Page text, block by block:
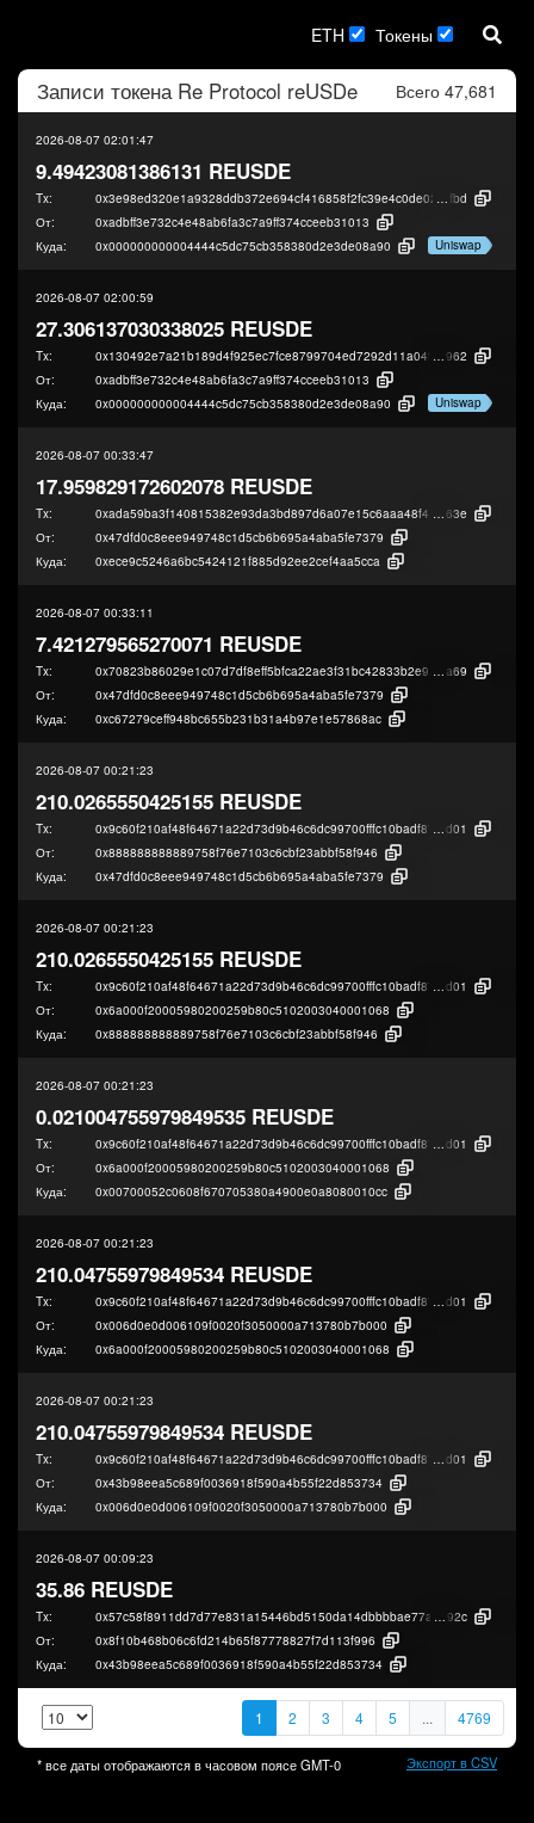
ETH Токены
Записи токена Re Protocol reUSDe Всего 47,681
2026-08-07 02:01:47
9.49423081386131 REUSDE
Tx: 0x3e98ed320e1a9328ddb372e694cf416858f2fc39e4c0de026cd8ad330ed95
fbd
От:
0xadbff3e732c4e48ab6fa3c7a9ff374cceeb31013
Куда:
0x000000000004444c5dc75cb358380d2e3de08a90 Uniswap
2026-08-07 02:00:59
27.306137030338025 REUSDE
Tx: 0x130492e7a21b189d4f925ec7fce8799704ed7292d11a04f1a067dd0a939f2
962
От:
0xadbff3e732c4e48ab6fa3c7a9ff374cceeb31013
Куда:
0x000000000004444c5dc75cb358380d2e3de08a90 Uniswap
2026-08-07 00:33:47
17.959829172602078 REUSDE
Tx:
63e
От:
0x47dfd0c8eee949748c1d5cb6b695a4aba5fe7379
Куда:
0xece9c5246a6bc5424121f885d92ee2cef4aa5cca
2026-08-07 00:33:11
7.421279565270071 REUSDE
Tx: 0x70823b86029e1c07d7df8eff5bfca22ae3f31bc42833b2e980b0efcb5b7cc
a69
От:
0x47dfd0c8eee949748c1d5cb6b695a4aba5fe7379
Куда:
0xc67279ceff948bc655b231b31a4b97e1e57868ac
2026-08-07 00:21:23
210.0265550425155 REUSDE
Tx: 0x9c60f210af48f64671a22d73d9b46c6dc99700fffc10badf8751e7067c08c
d01
От:
0x888888888889758f76e7103c6cbf23abbf58f946
Куда:
0x47dfd0c8eee949748c1d5cb6b695a4aba5fe7379
2026-08-07 00:21:23
210.0265550425155 REUSDE
Tx: 0x9c60f210af48f64671a22d73d9b46c6dc99700fffc10badf8751e7067c08c
d01
От:
0x6a000f20005980200259b80c5102003040001068
Куда:
0x888888888889758f76e7103c6cbf23abbf58f946
2026-08-07 00:21:23
0.021004755979849535 REUSDE
Tx: 0x9c60f210af48f64671a22d73d9b46c6dc99700fffc10badf8751e7067c08c
d01
От:
0x6a000f20005980200259b80c5102003040001068
Куда:
0x00700052c0608f670705380a4900e0a8080010cc
2026-08-07 00:21:23
210.04755979849534 REUSDE
Tx: 0x9c60f210af48f64671a22d73d9b46c6dc99700fffc10badf8751e7067c08c
d01
От:
0x006d0e0d006109f0020f3050000a713780b7b000
Куда:
0x6a000f20005980200259b80c5102003040001068
2026-08-07 00:21:23
210.04755979849534 REUSDE
Tx: 0x9c60f210af48f64671a22d73d9b46c6dc99700fffc10badf8751e7067c08c
d01
От:
0x43b98eea5c689f0036918f590a4b55f22d853734
Куда:
0x006d0e0d006109f0020f3050000a713780b7b000
2026-08-07 00:09:23
35.86 REUSDE
Tx: 0x57c58f8911dd7d77e831a15446bd5150da14dbbbbae77afe0b0b66c53d360
92c
От:
0x8f10b468b06c6fd214b65f87778827f7d113f996
Куда:
0x43b98eea5c689f0036918f590a4b55f22d853734
1 2 3 4 5 ... 4769
* все даты отображаются в часовом поясеGMT-0 Экспорт в CSV